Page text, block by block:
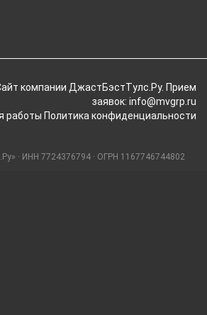
компании ДжастБэстТулс.Ру. Прием
заявок: info@mvgrp.ru
работы Политика конфиденциальности
· ИНН 7724376794 · ОГРН 1167746744802